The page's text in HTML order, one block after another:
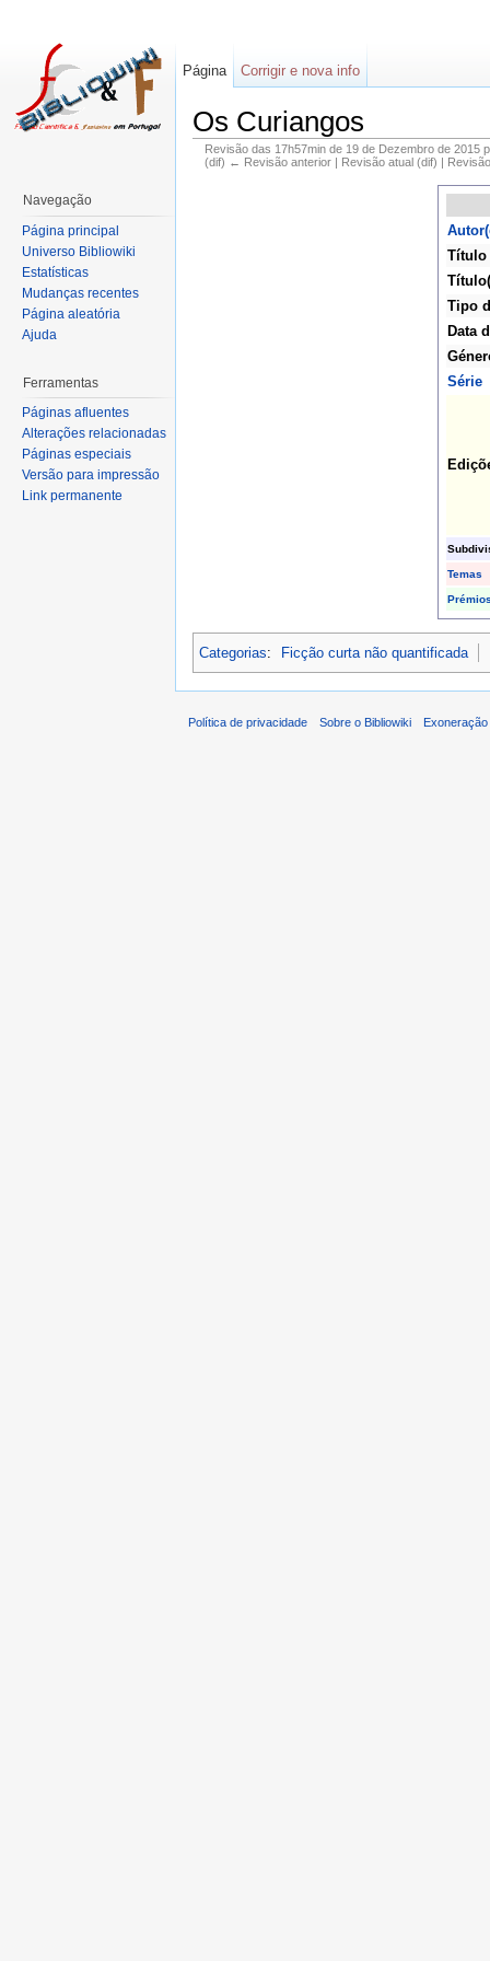
Os Curiangos
Revisão das 17h57min de 19 de Dezembro de 2015
(dif) ← Revisão anterior | Revisão atual (dif) |
Tipo
Data
Série
Temas
Categorias: Ficção curta não quantificada
Página Corrigir e nova info
Navegação
Página principal
Universo Bibliowiki
Estatísticas
Mudanças recentes
Página aleatória
Ajuda
Ferramentas
Páginas afluentes
Alterações relacionadas
Páginas especiais
Versão para impressão
Link permanente
Política de privacidade Sobre o Bibliowiki